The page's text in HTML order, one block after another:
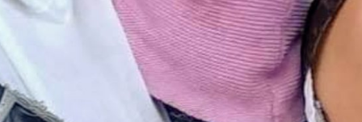
THE WORLD BEYOND US